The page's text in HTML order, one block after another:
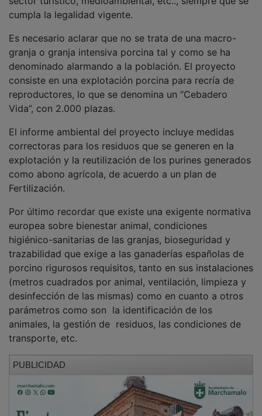
cumpla la legalidad vigente.
granja o granja intensiva porcina tal y como se ha
denominado alarmando a la población. El proyecto
consiste en una explotación porcina para recría de
reproductores, lo que se denomina un “Cebadero
Vida”, con 2.000 plazas.
correctoras para los residuos que se generen en la
explotación y la reutilización de los purines generados
como abono agrícola, de acuerdo a un plan de
Fertilización.
europea sobre bienestar animal, condiciones
higiénico-sanitarias de las granjas, bioseguridad y
trazabilidad que exige a las ganaderías españolas de
porcino rigurosos requisitos, tanto en sus instalaciones
(metros cuadrados por animal, ventilación, limpieza y
desinfección de las mismas) como en cuanto a otros
parámetros como son la identificación de los
animales, la gestión de residuos, las condiciones de
transporte, etc.